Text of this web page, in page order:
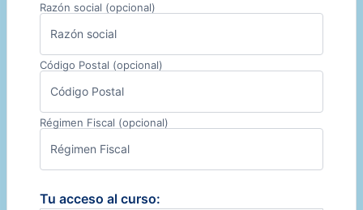
Razón social (opcional)
Código Postal (opcional)
Régimen Fiscal (opcional)
Tu acceso al curso: